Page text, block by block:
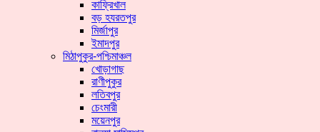
কাফ্রিখাল
বড় হযরতপুর
মির্জাপুর
ইমাদপুর
মিঠাপুকুর-পশ্চিমাঞ্চল
খোড়াগাছ
রাণীপুকুর
লতিবপুর
চেংমারী
ময়েনপুর